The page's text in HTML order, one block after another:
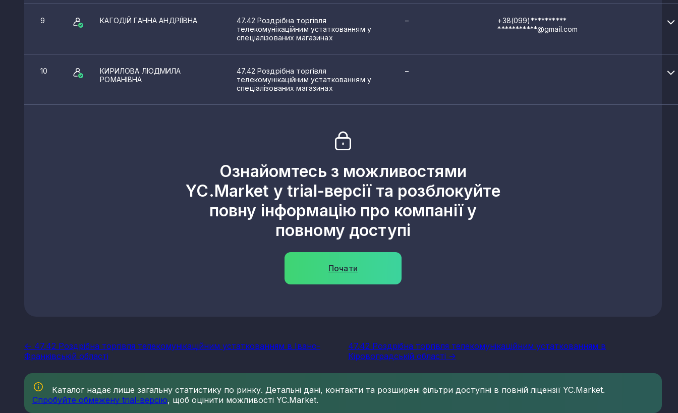
9 КАГОДІЙ ГАННА АНДРІЇВНА
47.42 Роздрібна торгівля
телекомунікаційним устаткованням у
спеціалізованих магазинах
–
+38(099)**********
***********@gmail.com
10
КИРИЛОВА ЛЮДМИЛА
РОМАНІВНА
47.42 Роздрібна торгівля
телекомунікаційним устаткованням у
спеціалізованих магазинах
–
Ознайомтесь з можливостями
YC.Market у trial-версії та розблокуйте
повну інформацію про компанії у
повному доступі
Почати
<- 47.42 Роздрібна торгівля телекомунікаційним устаткованням в Івано-
Франківській області
47.42 Роздрібна торгівля телекомунікаційним устаткованням в
Кіровоградській області ->
Каталог надає лише загальну статистику по ринку. Детальні дані, контакти та розширені фільтри доступні в повній ліцензії YC.Market.
Спробуйте обмежену trial-версію, щоб оцінити можливості YC.Market.